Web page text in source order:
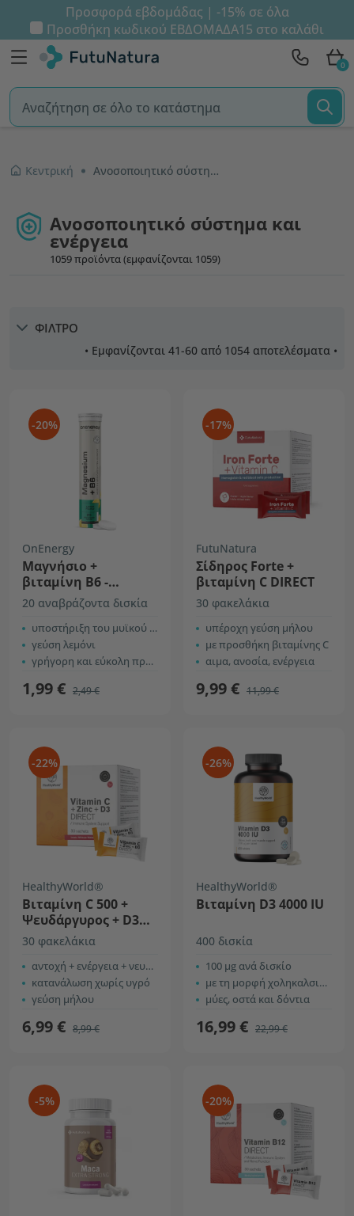
Προσφορά εβδομάδας | -15% σε όλα
Προσθήκη κωδικού ΕΒΔΟΜΑΔΑ15 στο καλάθι
0
Κεντρική Ανοσοποιητικό σύστημα και ενέργεια
Ανοσοποιητικό σύστημα και
ενέργεια
1059 προϊόντα (εμφανίζονται 1059)
ΦΙΛΤΡΟ
• Εμφανίζονται 41-60 από 1054 αποτελέσματα •
-20%
OnEnergy
Μαγνήσιο +
βιταμίνη Β6 -
αναβράζοντα δισκία
20 αναβράζοντα δισκία
υποστήριξη του μυϊκού και νευρικού συστήματος
γεύση λεμόνι
γρήγορη και εύκολη προετοιμασία
1,99 € 2,49 €
-17%
FutuNatura
Σίδηρος Forte +
βιταμίνη C DIRECT
30 φακελάκια
υπέροχη γεύση μήλου
με προσθήκη βιταμίνης C
αιμα, ανοσία, ενέργεια
9,99 € 11,99 €
-22%
HealthyWorld®
Βιταμίνη C 500 +
Ψευδάργυρος + D3
DIRECT
30 φακελάκια
αντοχή + ενέργεια + νευρικό σύστημα
κατανάλωση χωρίς υγρό
γεύση μήλου
6,99 € 8,99 €
-26%
HealthyWorld®
Βιταμίνη D3 4000 IU
400 δισκία
100 µg ανά δισκίο
με τη μορφή χοληκαλσιφερόλης
μύες, οστά και δόντια
16,99 € 22,99 €
-5% -20%